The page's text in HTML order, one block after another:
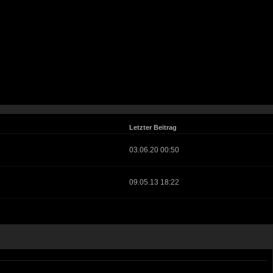
Letzter Beitrag
03.06.20 00:50
09.05.13 18:22